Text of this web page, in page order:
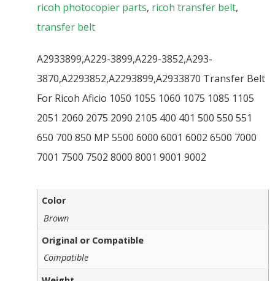
ricoh photocopier parts, ricoh transfer belt,
transfer belt
A2933899,A229-3899,A229-3852,A293-
3870,A2293852,A2293899,A2933870 Transfer Belt
For Ricoh Aficio 1050 1055 1060 1075 1085 1105
2051 2060 2075 2090 2105 400 401 500 550 551
650 700 850 MP 5500 6000 6001 6002 6500 7000
7001 7500 7502 8000 8001 9001 9002
Color
Brown
Original or Compatible
Compatible